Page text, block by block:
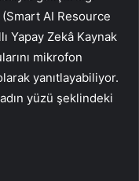
(Smart AI Resource
Yapay Zekâ Kaynak
mikrofon
yanıtlayabiliyor.
yüzü şeklindeki